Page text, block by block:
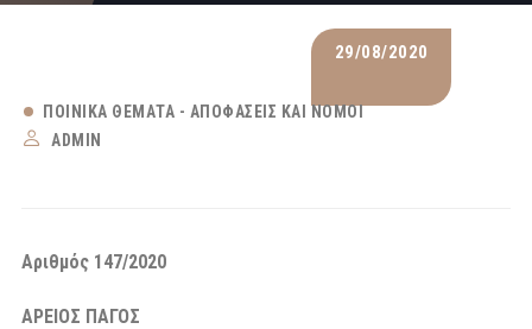
29/08/2020
ΠΟΙΝΙΚΆ ΘΈΜΑΤΑ - ΑΠΟΦΆΣΕΙΣ ΚΑΙ ΝΌΜΟΙ
ADMIN
Αριθμός 147/2020
ΑΡΕΙΟΣ ΠΑΓΟΣ